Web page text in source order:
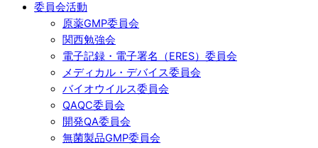
委員会活動
原薬GMP委員会
関西勉強会
電子記録・電子署名（ERES）委員会
メディカル・デバイス委員会
バイオウイルス委員会
QAQC委員会
開発QA委員会
無菌製品GMP委員会